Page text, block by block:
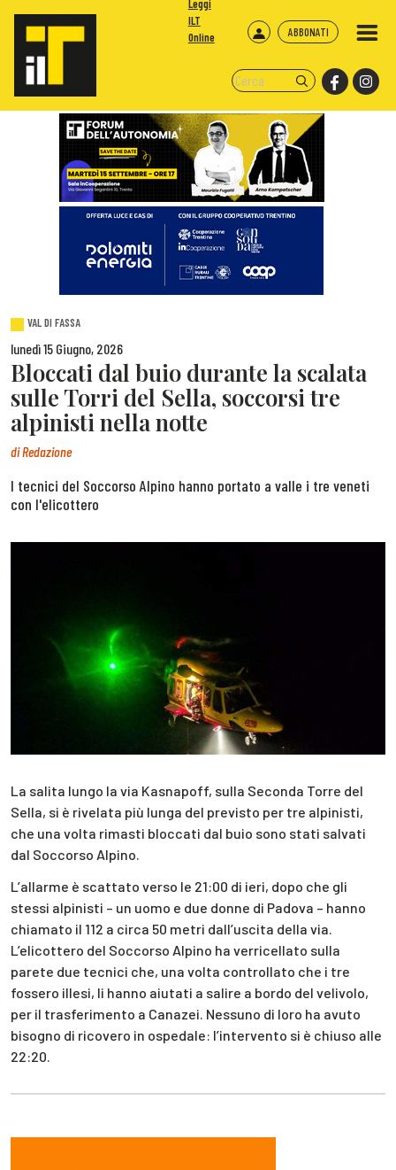
ABBONATI
Leggi
ILT
Online
VAL DI FASSA
lunedì 15 Giugno, 2026
Bloccati dal buio durante la scalata
sulle Torri del Sella, soccorsi tre
alpinisti nella notte
diRedazione
I tecnici del Soccorso Alpino hanno portato a valle i tre veneti
con l'elicottero
La salita lungo la via Kasnapoff, sulla Seconda Torre del
Sella, si è rivelata più lunga del previsto per tre alpinisti,
che una volta rimasti bloccati dal buio sono stati salvati
dal Soccorso Alpino.
L’allarme è scattato verso le 21:00 di ieri, dopo che gli
stessi alpinisti – un uomo e due donne di Padova – hanno
chiamato il 112 a circa 50 metri dall’uscita della via.
L’elicottero del Soccorso Alpino ha verricellato sulla
parete due tecnici che, una volta controllato che i tre
fossero illesi, li hanno aiutati a salire a bordo del velivolo,
per il trasferimento a Canazei. Nessuno di loro ha avuto
bisogno di ricovero in ospedale: l’intervento si è chiuso alle
22:20.